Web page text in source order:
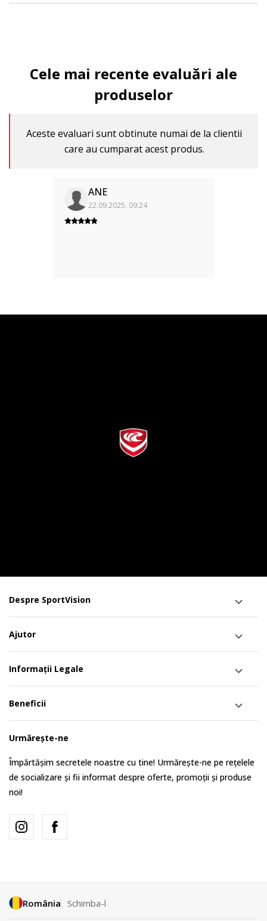
Cele mai recente evaluări ale
produselor
Aceste evaluari sunt obtinute numai de la clientii
care au cumparat acest produs.
ANE
22.09.2025. 09:24
Despre SportVision
Ajutor
Informații Legale
Beneficii
Urmărește-ne
Împărtășim secretele noastre cu tine! Urmărește-ne pe rețelele
de socializare și fii informat despre oferte, promoții și produse
noi!
România Schimba-l